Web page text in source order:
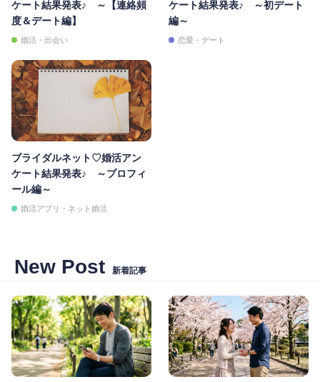
ケート結果発表♪ ～【連絡頻
度＆デート編】
婚活・出会い
ケート結果発表♪ ～初デート
編～
恋愛・デート
ブライダルネット♡婚活アン
ケート結果発表♪ ～プロフィ
ール編～
婚活アプリ・ネット婚活
New Post 新着記事